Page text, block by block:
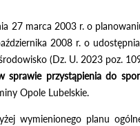
27 marca 2003 r. o
2008 r. o
(Dz. U. 2023 poz.
przystąpienia do
Opole Lubelskie.
wymienionego planu